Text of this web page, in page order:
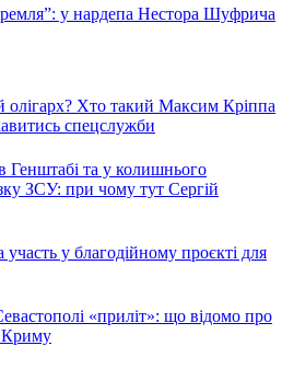
у нардепа Нестора Шуфрича
олігарх? Хто такий Максим Кріппа
спецслужби
та у колишнього
ЗСУ: при чому тут Сергій
у благодійному проєкті для
«приліт»: що відомо про
Криму